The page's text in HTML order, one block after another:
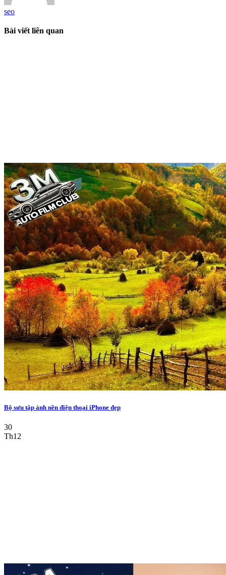
seo
Bài viết liên quan
Bộ sưu tập ảnh nền điện thoại iPhone đẹp
30
Th12